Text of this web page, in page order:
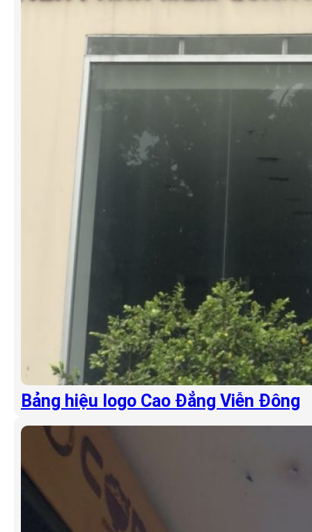
Bảng hiệu logo Cao Đẳng Viễn Đông